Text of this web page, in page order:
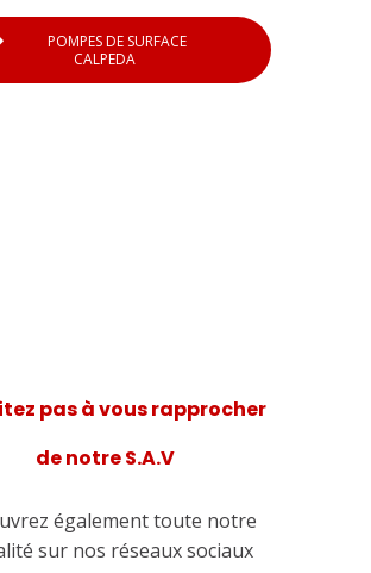
POMPES DE SURFACE
CALPEDA
pas à vous rapprocher
de notre S.A.V
également toute notre
sur nos réseaux sociaux